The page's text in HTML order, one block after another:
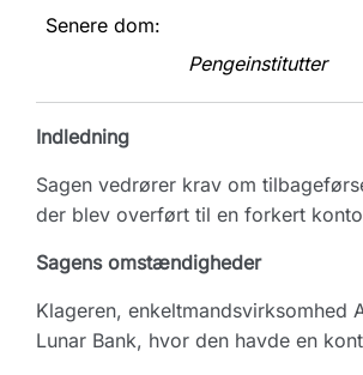
Senere dom:
Pengeinstitutter
Indledning
Sagen vedrører krav om
der blev overført til en forkert
Sagens omstændigheder
Klageren, enkeltmandsvirksomhed
Lunar Bank, hvor den havde en